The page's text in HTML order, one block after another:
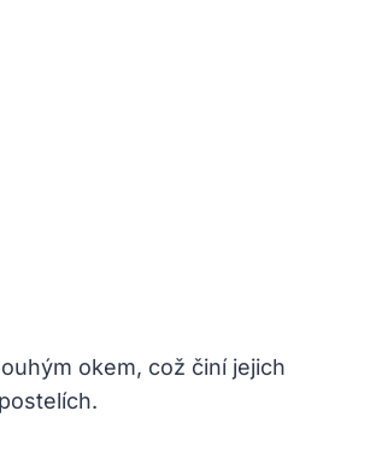
okem, což činí jejich